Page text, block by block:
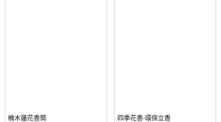
楠木蓮花香筒
四季花香-環保立香